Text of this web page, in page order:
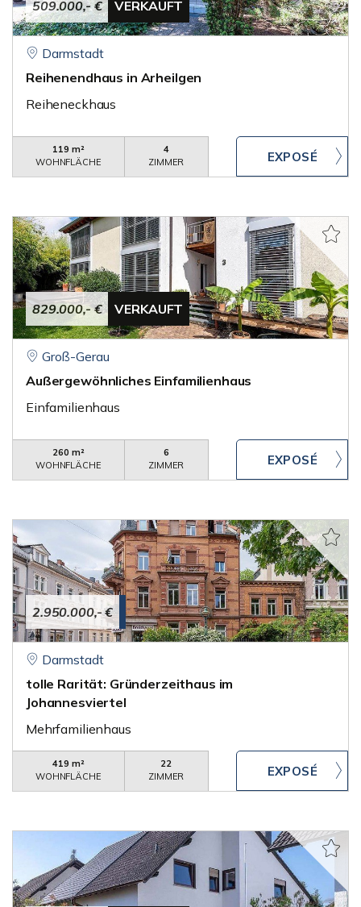
509.000,- € VERKAUFT
Darmstadt
Reihenendhaus in Arheilgen
Reiheneckhaus
119 m²
WOHNFLÄCHE
4
ZIMMER
829.000,- € VERKAUFT
Groß-Gerau
Außergewöhnliches Einfamilienhaus
Einfamilienhaus
260 m²
WOHNFLÄCHE
6
ZIMMER
2.950.000,- €
Darmstadt
tolle Rarität: Gründerzeithaus im
Johannesviertel
Mehrfamilienhaus
419 m²
WOHNFLÄCHE
22
ZIMMER